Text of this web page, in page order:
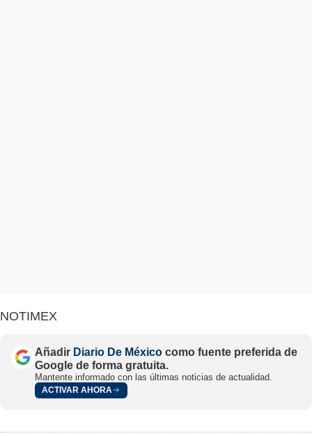
NOTIMEX
Añadir Diario De México como fuente preferida de
Google de forma gratuita.
Mantente informado con las últimas noticias de actualidad.
ACTIVAR AHORA